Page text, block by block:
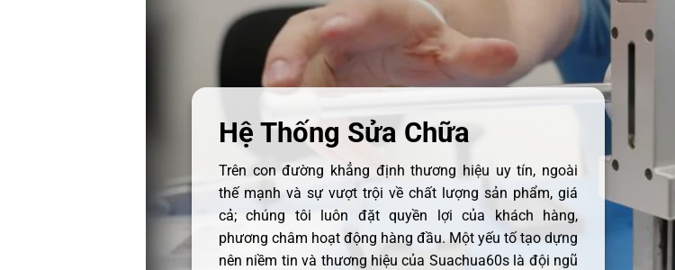
Hệ Thống Sửa Chữa
Trên con đường khẳng định thương hiệu uy tín, ngoài
thế mạnh và sự vượt trội về chất lượng sản phẩm, giá
cả; chúng tôi luôn đặt quyền lợi của khách hàng,
phương châm hoạt động hàng đầu. Một yếu tố tạo dựng
nên niềm tin và thương hiệu của Suachua60s là đội ngũ